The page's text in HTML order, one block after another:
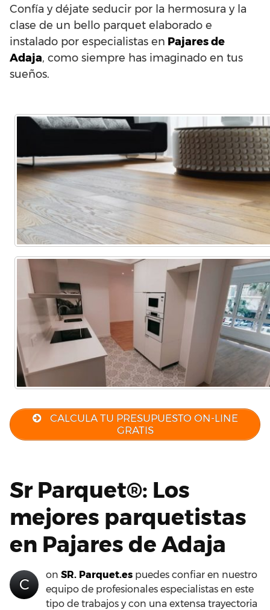
Confía y déjate seducir por la hermosura y la
clase de un bello parquet elaborado e
instalado por especialistas en Pajares de
Adaja, como siempre has imaginado en tus
sueños.
CALCULA TU PRESUPUESTO ON-LINE
GRATIS
Sr Parquet®: Los
mejores parquetistas
en Pajares de Adaja
C
on SR. Parquet.es puedes confiar en nuestro
equipo de profesionales especialistas en este
tipo de trabajos y con una extensa trayectoria